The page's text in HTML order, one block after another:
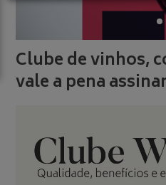
Clube de vinhos,
vale a pena